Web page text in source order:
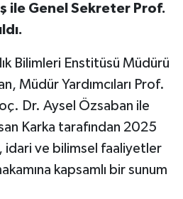
ile Genel Sekreter Prof.
Bilimleri Enstitüsü Müdürü
Müdür Yardımcıları Prof.
Dr. Aysel Özsaban ile
Karka tarafından 2025
idari ve bilimsel faaliyetler
kapsamlı bir sunum